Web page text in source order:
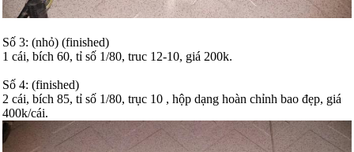
Số 3: (nhỏ) (finished)
1 cái, bích 60, tỉ số 1/80, truc 12-10, giá 200k.
Số 4: (finished)
2 cái, bích 85, tỉ số 1/80, trục 10 , hộp dạng hoàn chỉnh bao đẹp, giá
400k/cái.